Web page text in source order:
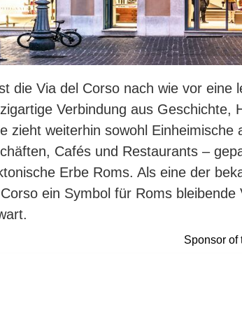
die Via del Corso nach wie vor
Verbindung aus Geschichte,
zieht weiterhin sowohl Einheimische
Cafés und Restaurants –
Erbe Roms. Als eine der
ein Symbol für Roms
Sponsor of